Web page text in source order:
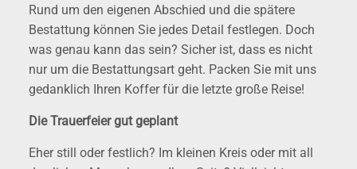
Rund um den eigenen Abschied und die spätere
Bestattung können Sie jedes Detail festlegen. Doch
was genau kann das sein? Sicher ist, dass es nicht
nur um die Bestattungsart geht. Packen Sie mit uns
gedanklich Ihren Koffer für die letzte große Reise!
Die Trauerfeier gut geplant
Eher still oder festlich? Im kleinen Kreis oder mit all